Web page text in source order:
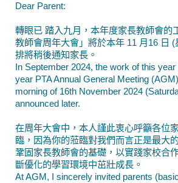
Dear Parent:
轉眼已 踏入九月，本年度家長教師會的
教師會周年大會」將於本年 11 月16 日
排將稍後通知家長。
In September 2024, the work of this
year PTA Annual General Meeting
morning of 16th November 2024
announced later.
在周年大會中，本人謹此衷心呼籲各位
臨，因為你的蒞臨對我們而言正是最大
鞏固家長教師會的基礎，以實踐家校合
斷優化的學習環境中茁壯成長。
At AGM, I sincerely invited parents